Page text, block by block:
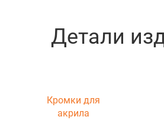
Детали
Кромки для
акрила